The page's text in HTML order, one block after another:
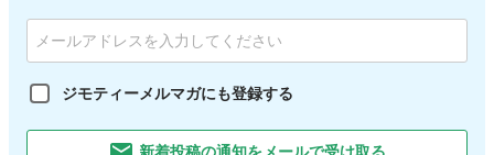
ジモティーメルマガにも登録する